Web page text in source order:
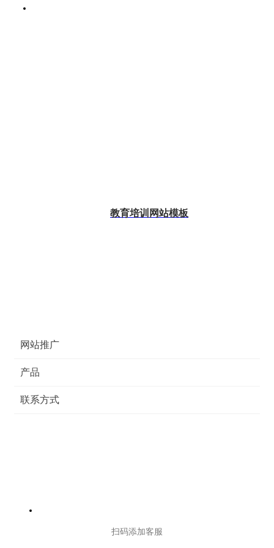
教育培训网站模板
网站推广
产品
联系方式
扫码添加客服